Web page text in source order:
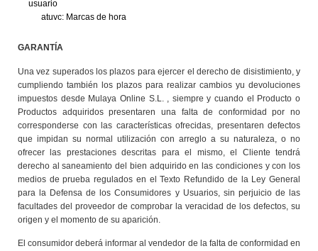
usuario
atuvc: Marcas de hora
GARANTÍA
Una vez superados los plazos para ejercer el derecho de disistimiento, y
cumpliendo también los plazos para realizar cambios yu devoluciones
impuestos desde Mulaya Online S.L. , siempre y cuando el Producto o
Productos adquiridos presentaren una falta de conformidad por no
corresponderse con las características ofrecidas, presentaren defectos
que impidan su normal utilización con arreglo a su naturaleza, o no
ofrecer las prestaciones descritas para el mismo, el Cliente tendrá
derecho al saneamiento del bien adquirido en las condiciones y con los
medios de prueba regulados en el Texto Refundido de la Ley General
para la Defensa de los Consumidores y Usuarios, sin perjuicio de las
facultades del proveedor de comprobar la veracidad de los defectos, su
origen y el momento de su aparición.
El consumidor deberá informar al vendedor de la falta de conformidad en